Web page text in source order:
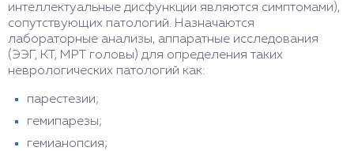
интеллектуальные дисфункции являются симптомами),
сопутствующих патологий. Назначаются
лабораторные анализы, аппаратные исследования
(ЭЭГ, КТ, МРТ головы) для определения таких
неврологических патологий как:
парестезии;
гемипарезы;
гемианопсия;